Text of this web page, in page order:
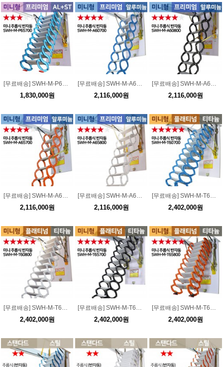
1,830,000원 2,116,000원 2,116,000원
[무료배송] SWH-M-A65700 미니형 프리미엄 all 알루미늄 주름식 다락방 (반자동) / 하중 300kg
2,116,000원
[무료배송] SWH-M-A65800 미니형 프리미엄 all 알루미늄 주름식 다락방 (반자동) / 하중 300kg
2,116,000원
[무료배송] SWH-M-T60700 미니형 플래티넘 티타늄 주름식 다락방 (반자동) / 하중 300kg
2,402,000원
[무료배송] SWH-M-T60800 미니형 플래티넘 티타늄 주름식 다락방 (반자동) / 하중 300kg
2,402,000원
[무료배송] SWH-M-T65700 미니형 플래티넘 티타늄 주름식 다락방 (반자동) / 하중 300kg
2,402,000원
[무료배송] SWH-M-T65800 미니형 플래티넘 티타늄 주름식 다락방 (반자동) / 하중 300kg
2,402,000원